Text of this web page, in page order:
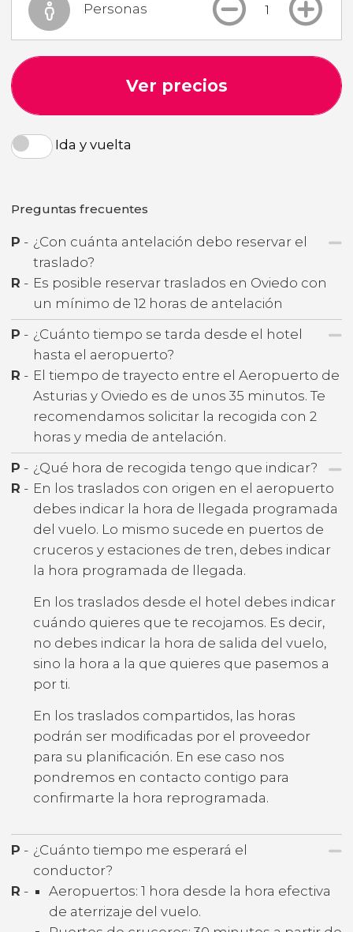
Personas
Ver precios
Ida y vuelta
Preguntas frecuentes
P - ¿Con cuánta antelación debo reservar el
traslado?
R - Es posible reservar traslados en Oviedo con
un mínimo de 12 horas de antelación
P - ¿Cuánto tiempo se tarda desde el hotel
hasta el aeropuerto?
R - El tiempo de trayecto entre el Aeropuerto de
Asturias y Oviedo es de unos 35 minutos. Te
recomendamos solicitar la recogida con 2
horas y media de antelación.
P - ¿Qué hora de recogida tengo que indicar?
R - En los traslados con origen en el aeropuerto
debes indicar la hora de llegada programada
del vuelo. Lo mismo sucede en puertos de
cruceros y estaciones de tren, debes indicar
la hora programada de llegada.
En los traslados desde el hotel debes indicar
cuándo quieres que te recojamos. Es decir,
no debes indicar la hora de salida del vuelo,
sino la hora a la que quieres que pasemos a
por ti.
En los traslados compartidos, las horas
podrán ser modificadas por el proveedor
para su planificación. En ese caso nos
pondremos en contacto contigo para
confirmarte la hora reprogramada.
P - ¿Cuánto tiempo me esperará el
conductor?
R -
Aeropuertos: 1 hora desde la hora efectiva
de aterrizaje del vuelo.